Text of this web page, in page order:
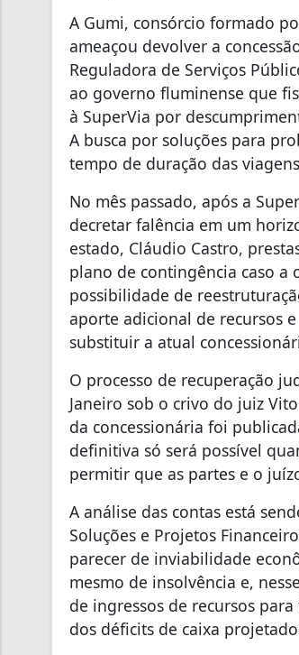
A Gumi, consórcio formado
ameaçou devolver a
Reguladora de Serviços
ao governo fluminense que
à SuperVia por
A busca por soluções para
tempo de duração das
No mês passado, após a
decretar falência em um
estado, Cláudio Castro,
plano de contingência caso a
possibilidade de
aporte adicional de recursos
substituir a atual
O processo de recuperação
Janeiro sob o crivo do juiz
da concessionária foi
definitiva só será possível
permitir que as partes e o
A análise das contas está
Soluções e Projetos
parecer de inviabilidade
mesmo de insolvência e,
de ingressos de recursos
dos déficits de caixa